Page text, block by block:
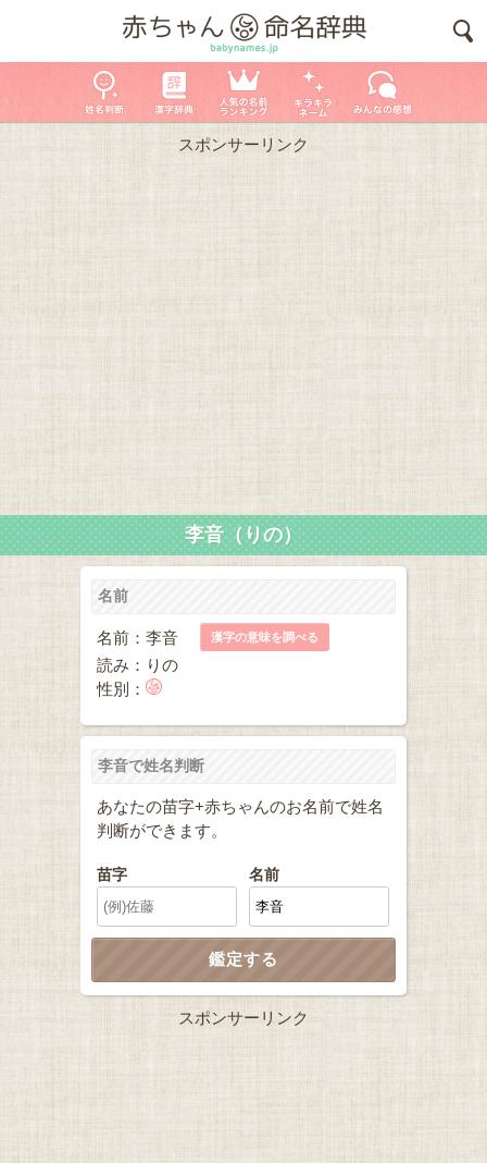
スポンサーリンク
李音（りの）
名前
名前：李音 漢字の意味を調べる
読み：りの
性別：
李音で姓名判断
あなたの苗字+赤ちゃんのお名前で姓名
判断ができます。
苗字 名前
スポンサーリンク